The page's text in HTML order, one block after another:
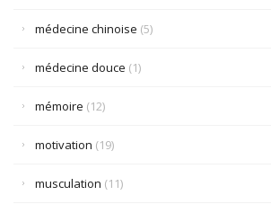
médecine chinoise (5)
médecine douce (1)
mémoire (12)
motivation (19)
musculation (11)